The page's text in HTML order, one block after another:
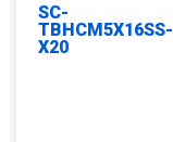
SC-
TBHCM5X16SS-
X20